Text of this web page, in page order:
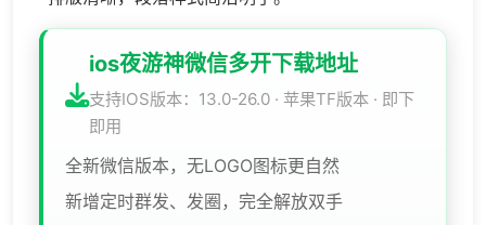
ios夜游神微信多开下载地址
支持IOS版本：13.0-26.0 · 苹果TF版本 · 即下
即用
全新微信版本，无LOGO图标更自然
新增定时群发、发圈，完全解放双手